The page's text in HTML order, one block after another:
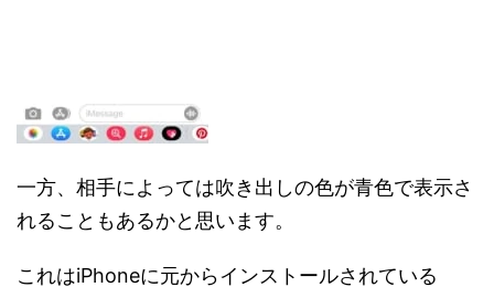
一方、相手によっては吹き出しの色が青色で表示さ
れることもあるかと思います。
これはiPhoneに元からインストールされている